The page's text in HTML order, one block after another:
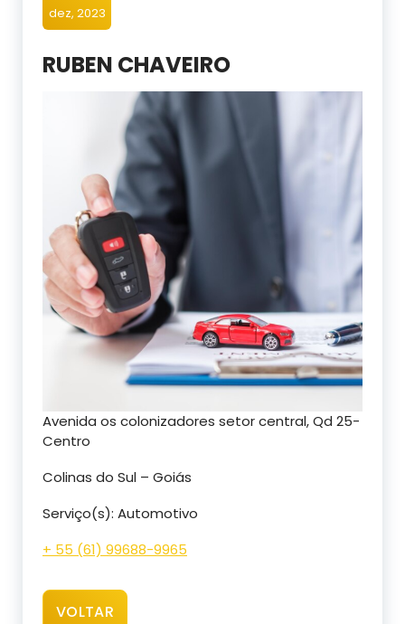
dez, 2023
RUBEN CHAVEIRO
Avenida os colonizadores setor central, Qd 25-
Centro
Colinas do Sul – Goiás
Serviço(s): Automotivo
+ 55 (61) 99688-9965
VOLTAR